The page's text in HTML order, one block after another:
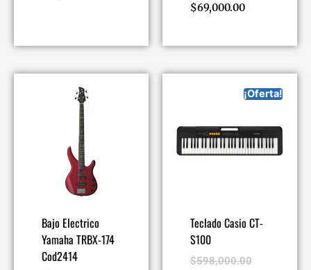
$69,000.00
Bajo Electrico
Yamaha TRBX-174
Cod2414
¡Oferta!
Teclado Casio CT-
S100
$598,000.00